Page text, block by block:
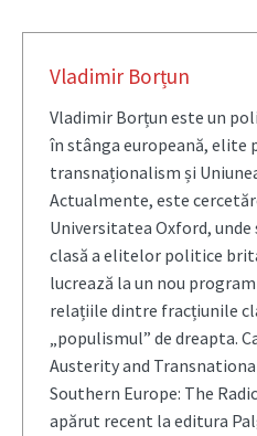
Vladimir Borțun
Vladimir Borțun este un
în stânga europeană, elite
transnaționalism și
Actualmente, este
Universitatea Oxford,
clasă a elitelor politice
lucrează la un nou
relațiile dintre fracțiunile
„populismul” de dreapta.
Austerity and
Southern Europe: The
apărut recent la editura